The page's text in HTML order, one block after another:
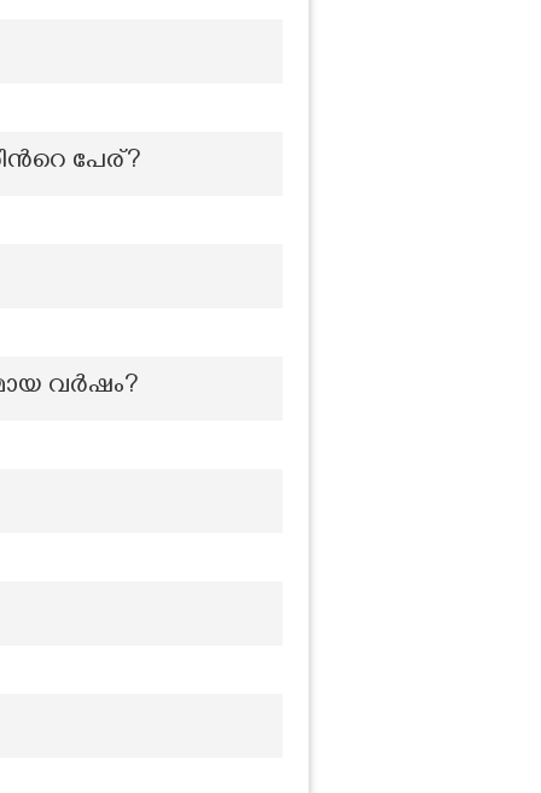
പേര്?
വർഷം?